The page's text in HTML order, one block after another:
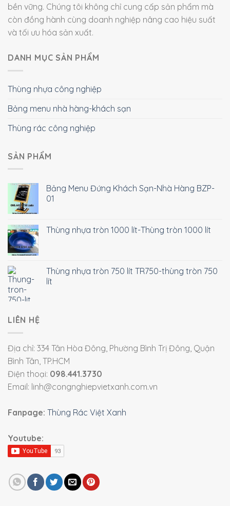
bền vững. Chúng tôi không chỉ cung cấp sản phẩm mà
còn đồng hành cùng doanh nghiệp nâng cao hiệu suất
và tối ưu hóa sản xuất.
DANH MỤC SẢN PHẨM
Thùng nhựa công nghiệp
Bảng menu nhà hàng-khách sạn
Thùng rác công nghiệp
SẢN PHẨM
Bảng Menu Đứng Khách Sạn-Nhà Hàng BZP-
01
Thùng nhựa tròn 1000 lít-Thùng tròn 1000 lít
Thùng nhựa tròn 750 lít TR750-thùng tròn 750
lít
LIÊN HỆ
Địa chỉ: 334 Tân Hòa Đông, Phường Bình Trị Đông, Quận
Bình Tân, TP.HCM
Điện thoại: 098.441.3730
Email: linh@congnghiepvietxanh.com.vn
Fanpage: Thùng Rác Việt Xanh
Youtube: